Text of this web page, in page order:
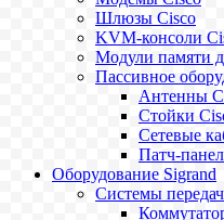
Шлюзы Cisco
KVM-консоли
Модули памяти
Пассивное
Антенны
Стойки
Сетевые
Патч-
Оборудование Sigrand
Системы